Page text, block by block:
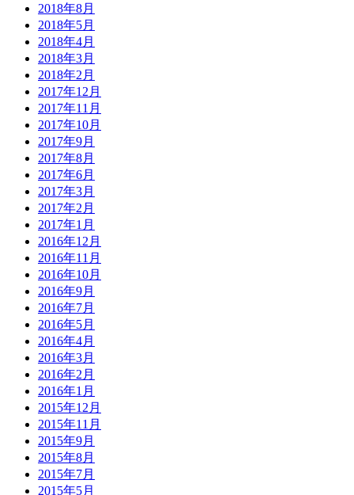
2018年8月
2018年5月
2018年4月
2018年3月
2018年2月
2017年12月
2017年11月
2017年10月
2017年9月
2017年8月
2017年6月
2017年3月
2017年2月
2017年1月
2016年12月
2016年11月
2016年10月
2016年9月
2016年7月
2016年5月
2016年4月
2016年3月
2016年2月
2016年1月
2015年12月
2015年11月
2015年9月
2015年8月
2015年7月
2015年5月